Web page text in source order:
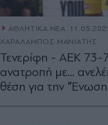
ΑΘΛΗΤΙΚΑ ΝΕΑ
ΧΑΡΑΛΑΜΠΟΣ ΜΑΝΙΑΤΗΣ
Τενερίφη - ΑΕΚ 73-
ανατροπή με...
θέση για την